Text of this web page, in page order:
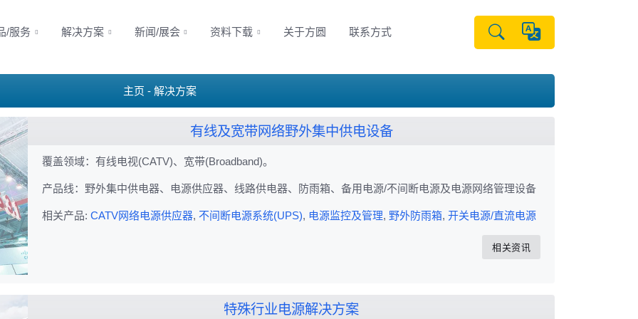
/服务 解决方案 新闻/展会 资料下载 关于方圆 联系方式
主页 解决方案
有线及宽带网络野外集中供电设备
覆盖领域：有线电视(CATV)、宽带(Broadband)。
产品线：野外集中供电器、电源供应器、线路供电器、防雨箱、备用电源/不间断电源及电源网络管理设备
相关产品: CATV网络电源供应器, 不间断电源系统(UPS), 电源监控及管理, 野外防雨箱, 开关电源/直流电源
相关资讯
特殊行业电源解决方案